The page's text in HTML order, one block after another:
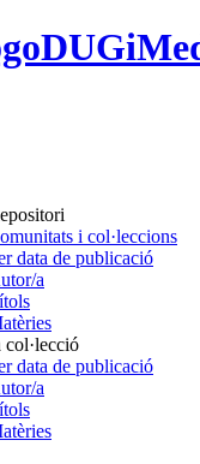
i col·leccions
data de publicació
a
col·lecció
data de publicació
a